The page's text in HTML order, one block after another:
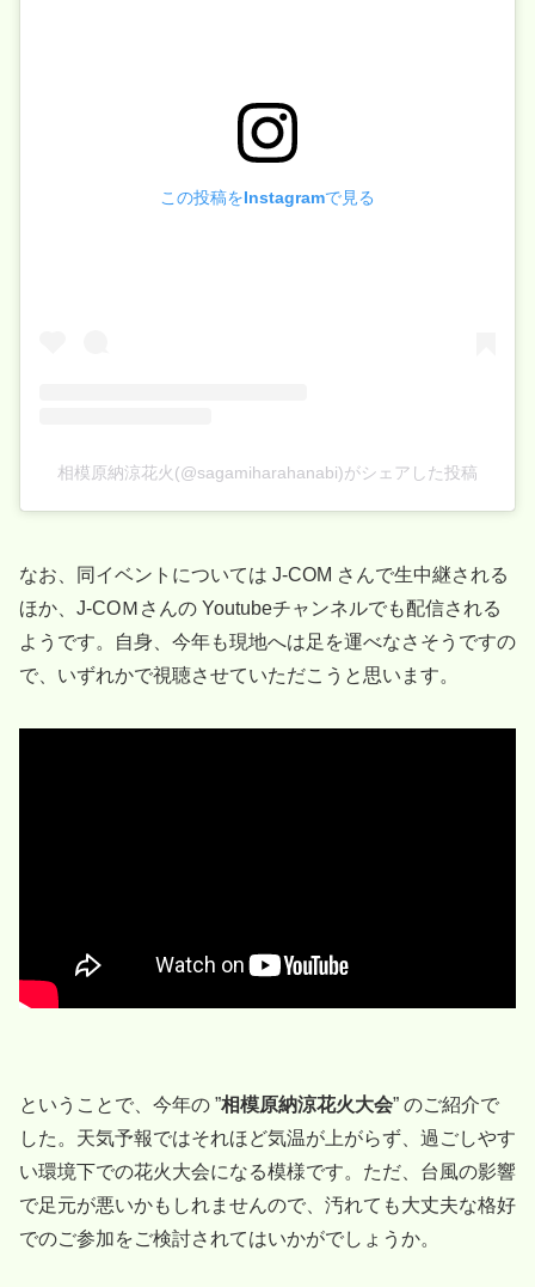
この投稿をInstagramで見る
相模原納涼花火(@sagamiharahanabi)がシェアした投稿
なお、同イベントについては J-COM さんで生中継される
ほか、J-COＭさんの Youtubeチャンネルでも配信される
ようです。自身、今年も現地へは足を運べなさそうですの
で、いずれかで視聴させていただこうと思います。
ということで、今年の ”相模原納涼花火大会” のご紹介で
した。天気予報ではそれほど気温が上がらず、過ごしやす
い環境下での花火大会になる模様です。ただ、台風の影響
で足元が悪いかもしれませんので、汚れても大丈夫な格好
でのご参加をご検討されてはいかがでしょうか。